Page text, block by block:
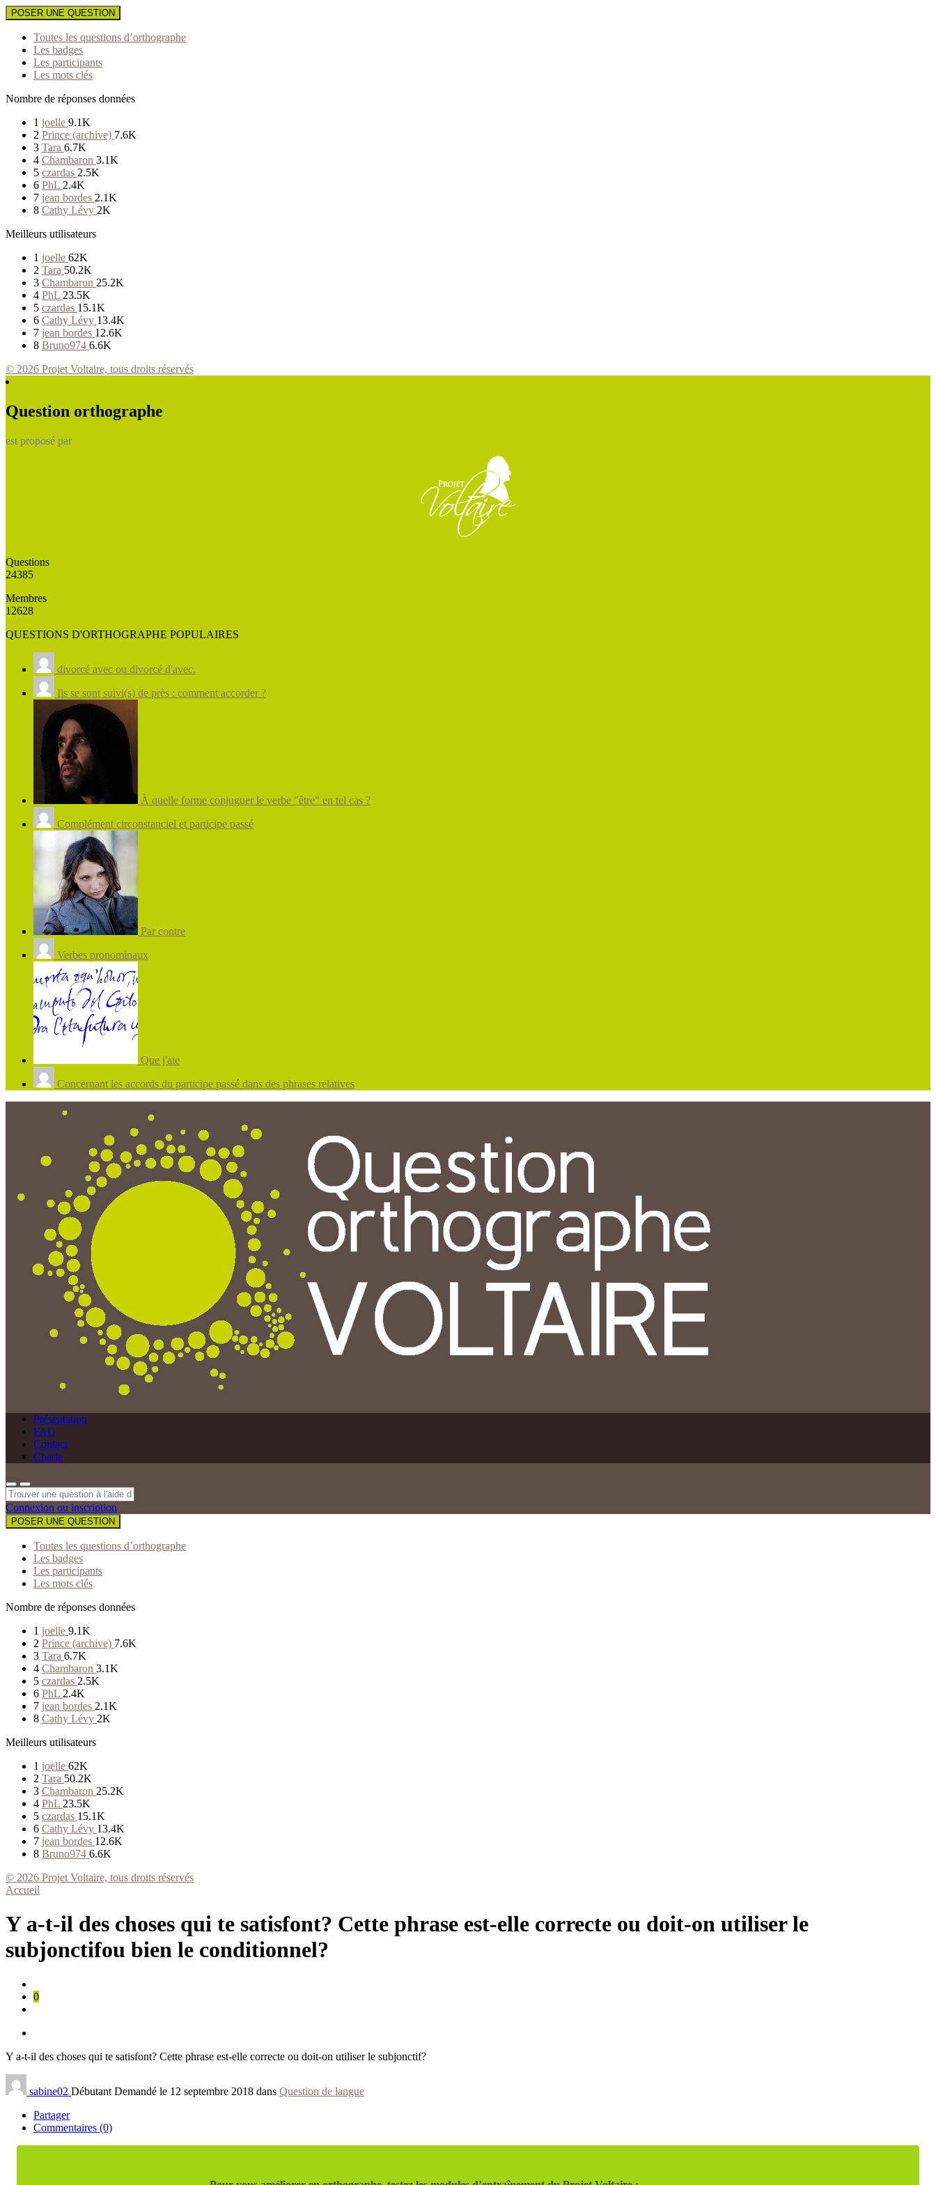
POSER UNE QUESTION
Toutes les questions d’orthographe
Les badges
Les participants
Les mots clés
Nombre de réponses données
1 joelle 9.1K
2 Prince (archive) 7.6K
3 Tara 6.7K
4 Chambaron 3.1K
5 czardas 2.5K
6 PhL 2.4K
7 jean bordes 2.1K
8 Cathy Lévy 2K
Meilleurs utilisateurs
1 joelle 62K
2 Tara 50.2K
3 Chambaron 25.2K
4 PhL 23.5K
5 czardas 15.1K
6 Cathy Lévy 13.4K
7 jean bordes 12.6K
8 Bruno974 6.6K
© 2026 Projet Voltaire, tous droits réservés
Question orthographe
est proposé par
Questions
24385
Membres
12628
QUESTIONS D'ORTHOGRAPHE POPULAIRES
divorcé avec ou divorcé d'avec.
Ils se sont suivi(s) de près : comment accorder ?
À quelle forme conjuguer le verbe "être" en tel cas ?
Complément circonstanciel et participe passé
Par contre
Verbes pronominaux
Que j'aie
Concernant les accords du participe passé dans des phrases relatives
Présentation
FAQ
Contact
Charte
Connexion ou inscription
POSER UNE QUESTION
Toutes les questions d’orthographe
Les badges
Les participants
Les mots clés
Nombre de réponses données
1 joelle 9.1K
2 Prince (archive) 7.6K
3 Tara 6.7K
4 Chambaron 3.1K
5 czardas 2.5K
6 PhL 2.4K
7 jean bordes 2.1K
8 Cathy Lévy 2K
Meilleurs utilisateurs
1 joelle 62K
2 Tara 50.2K
3 Chambaron 25.2K
4 PhL 23.5K
5 czardas 15.1K
6 Cathy Lévy 13.4K
7 jean bordes 12.6K
8 Bruno974 6.6K
© 2026 Projet Voltaire, tous droits réservés
Accueil
Y a-t-il des choses qui te satisfont? Cette phrase est-elle correcte ou doit-on utiliser le
subjonctifou bien le conditionnel?
0
Y a-t-il des choses qui te satisfont? Cette phrase est-elle correcte ou doit-on utiliser le subjonctif?
sabine02 Débutant Demandé le 12 septembre 2018 dans Question de langue
Partager
Commentaires (0)